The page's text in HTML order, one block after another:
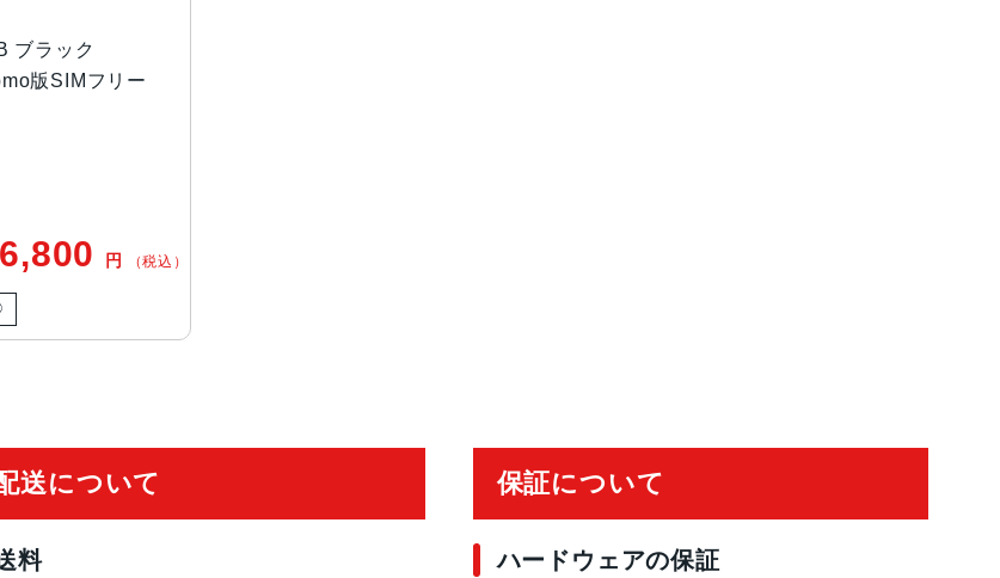
、耐水性
性能
ームイン、2倍の光学ズームアウト、4倍の光学ズームレ ン ジ最大10倍のデジタルズ
2024年9月20日
ブラック
版SIMフリー
円 （税込）
送について
料
保証について
ハードウェアの保証